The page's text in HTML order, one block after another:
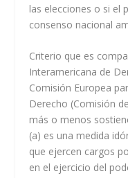
las elecciones o si el
consenso nacional
Criterio que es
Interamericana de
Comisión Europea
Derecho (Comisión
más o menos
(a) es una medida
que ejercen cargos
en el ejercicio del